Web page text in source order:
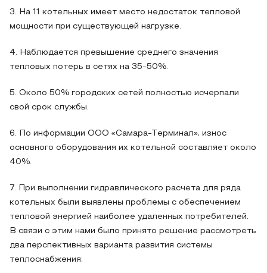
3. На 11 котельных имеет место недостаток тепловой
мощности при существующей нагрузке.
4. Наблюдается превышение среднего значения
тепловых потерь в сетях на 35-50%.
5. Около 50% городских сетей полностью исчерпали
свой срок службы.
6. По информации ООО «Самара-Терминал», износ
основного оборудования их котельной составляет около
40%.
7. При выполнении гидравлического расчета для ряда
котельных были выявлены проблемы с обеспечением
тепловой энергией наиболее удаленных потребителей.
В связи с этим нами было принято решение рассмотреть
два перспективных варианта развития системы
теплоснабжения: